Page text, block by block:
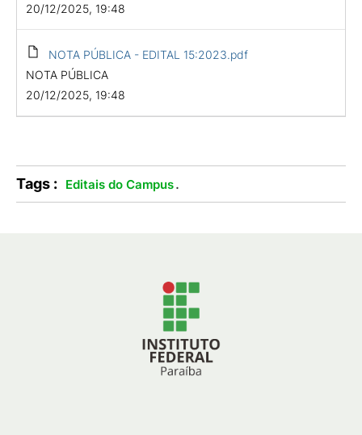
20/12/2025, 19:48
NOTA PÚBLICA - EDITAL 15:2023.pdf
NOTA PÚBLICA
20/12/2025, 19:48
Tags : Editais do Campus.